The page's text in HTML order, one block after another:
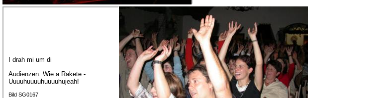
I drah mi um di
Audienzen: Wie a Rakete -
Uuuuhuuuuhuuuuhujeah!
Bild SG0167